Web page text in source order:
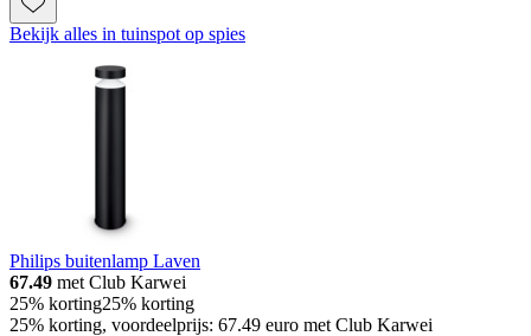
Bekijk alles in tuinspot op spies
Philips buitenlamp Laven
67.49 met Club Karwei
25% korting25% korting
25% korting, voordeelprijs: 67.49 euro met Club Karwei